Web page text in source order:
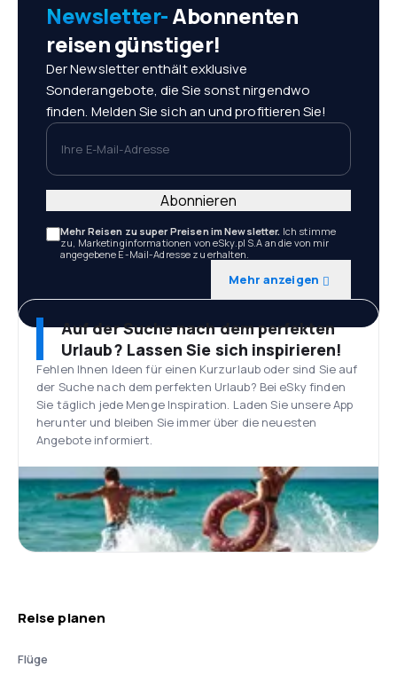
Newsletter-Abonnenten
reisen günstiger!
Der Newsletter enthält exklusive
Sonderangebote, die Sie sonst nirgendwo
finden. Melden Sie sich an und profitieren Sie!
Ihre E-Mail-Adresse
Mehr Reisen zu super Preisen im Newsletter. Ich stimme
zu, Marketinginformationen von eSky.pl S.A an die von mir
angegebene E-Mail-Adresse zu erhalten.
Mehr anzeigen
Abonnieren
Auf der Suche nach dem perfekten
Urlaub? Lassen Sie sich inspirieren!
Fehlen Ihnen Ideen für einen Kurzurlaub oder sind Sie auf
der Suche nach dem perfekten Urlaub? Bei eSky finden
Sie täglich jede Menge Inspiration. Laden Sie unsere App
herunter und bleiben Sie immer über die neuesten
Angebote informiert.
Reise planen
Flüge